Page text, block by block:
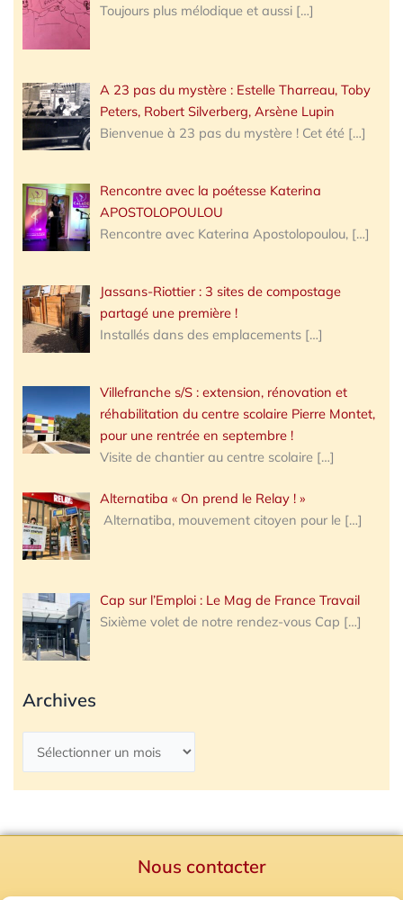
Toujours plus mélodique et aussi […]
A 23 pas du mystère : Estelle Tharreau, Toby
Peters, Robert Silverberg, Arsène Lupin
Bienvenue à 23 pas du mystère ! Cet été […]
Rencontre avec la poétesse Katerina
APOSTOLOPOULOU
Rencontre avec Katerina Apostolopoulou, […]
Jassans-Riottier : 3 sites de compostage
partagé une première !
Installés dans des emplacements […]
Villefranche s/S : extension, rénovation et
réhabilitation du centre scolaire Pierre Montet,
pour une rentrée en septembre !
Visite de chantier au centre scolaire […]
Alternatiba « On prend le Relay ! »
Alternatiba, mouvement citoyen pour le […]
Cap sur l’Emploi : Le Mag de France Travail
Sixième volet de notre rendez-vous Cap […]
Archives
Nous contacter